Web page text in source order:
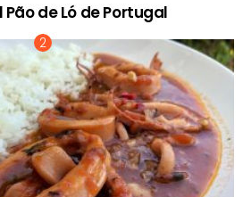
de Ló de Portugal